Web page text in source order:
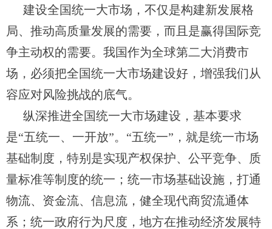
建设全国统一大市场，不仅是构建新发展格
局、推动高质量发展的需要，而且是赢得国际竞
争主动权的需要。我国作为全球第二大消费市
场，必须把全国统一大市场建设好，增强我们从
容应对风险挑战的底气。
纵深推进全国统一大市场建设，基本要求
是“五统一、一开放”。“五统一”，就是统一市场
基础制度，特别是实现产权保护、公平竞争、质
量标准等制度的统一；统一市场基础设施，打通
物流、资金流、信息流，健全现代商贸流通体
系；统一政府行为尺度，地方在推动经济发展特